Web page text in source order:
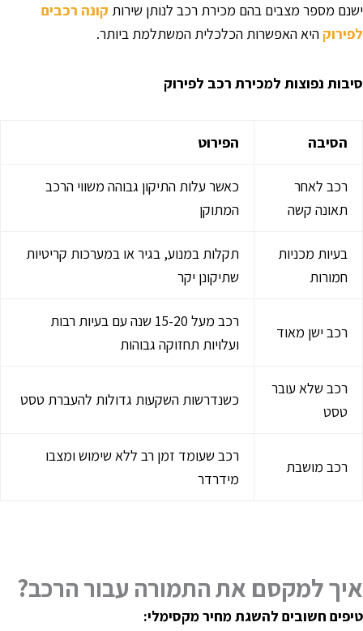
מספר מצבים בהם מכירת רכב לנותן שירות קונה רכבים
היא האפשרות הכלכלית המשתלמת ביותר.
נפוצות למכירת רכב לפירוק
הסיבה הפירוט
רכב לאחר
תאונה קשה
כאשר עלות התיקון גבוהה משווי הרכב
המתוקן
בעיות מכניות
חמורות
תקלות במנוע, בגיר או במערכות קריטיות
שתיקונן יקר
רכב ישן מאוד
רכב מעל 15-20 שנה עם בעיות רבות
ועלויות תחזוקה גבוהות
רכב שלא עובר
טסט
כשנדרשות השקעות גדולות להעברת טסט
רכב מושבת
רכב שעומד זמן רב ללא שימוש ומצבו
מידרדר
למקסם את התמורה עבור הרכב?
חשובים להשגת מחיר מקסימלי: